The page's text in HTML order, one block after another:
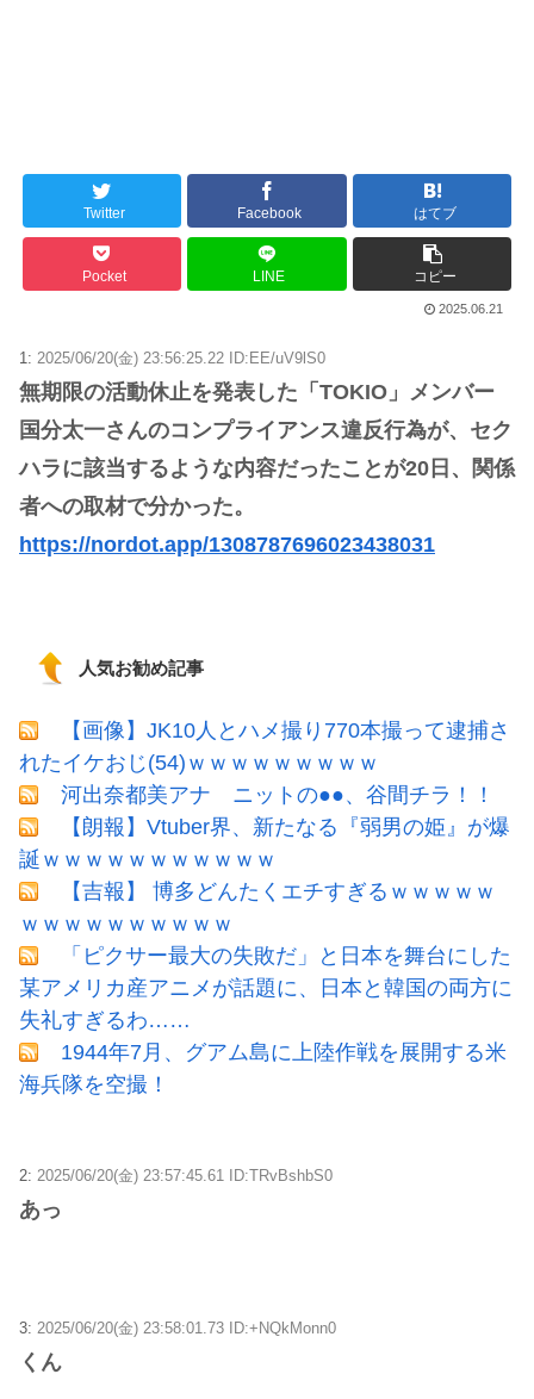
Twitter Facebook はてブ
Pocket LINE コピー
2025.06.21
1: 2025/06/20(金) 23:56:25.22 ID:EE/uV9lS0
無期限の活動休止を発表した「TOKIO」メンバー
国分太一さんのコンプライアンス違反行為が、セク
ハラに該当するような内容だったことが20日、関係
者への取材で分かった。
https://nordot.app/1308787696023438031
人気お勧め記事
【画像】JK10人とハメ撮り770本撮って逮捕さ
れたイケおじ(54)ｗｗｗｗｗｗｗｗｗ
河出奈都美アナ ニットの●●、谷間チラ！！
【朗報】Vtuber界、新たなる『弱男の姫』が爆
誕ｗｗｗｗｗｗｗｗｗｗｗ
【吉報】 博多どんたくエチすぎるｗｗｗｗｗ
ｗｗｗｗｗｗｗｗｗｗ
「ピクサー最大の失敗だ」と日本を舞台にした
某アメリカ産アニメが話題に、日本と韓国の両方に
失礼すぎるわ……
1944年7月、グアム島に上陸作戦を展開する米
海兵隊を空撮！
2: 2025/06/20(金) 23:57:45.61 ID:TRvBshbS0
あっ
3: 2025/06/20(金) 23:58:01.73 ID:+NQkMonn0
くん